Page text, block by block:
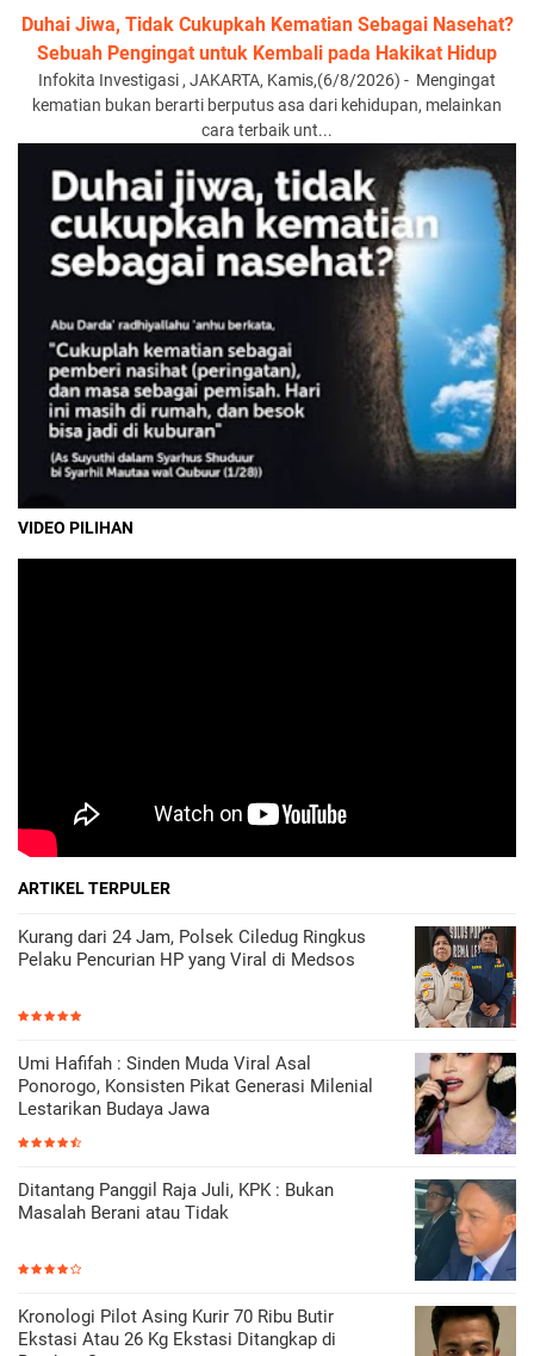
Duhai Jiwa, Tidak Cukupkah Kematian Sebagai Nasehat?
Sebuah Pengingat untuk Kembali pada Hakikat Hidup
Infokita Investigasi , JAKARTA, Kamis,(6/8/2026) - Mengingat
kematian bukan berarti berputus asa dari kehidupan, melainkan
cara terbaik unt...
VIDEO PILIHAN
ARTIKEL TERPULER
Kurang dari 24 Jam, Polsek Ciledug Ringkus
Pelaku Pencurian HP yang Viral di Medsos
Umi Hafifah : Sinden Muda Viral Asal
Ponorogo, Konsisten Pikat Generasi Milenial
Lestarikan Budaya Jawa
Ditantang Panggil Raja Juli, KPK : Bukan
Masalah Berani atau Tidak
Kronologi Pilot Asing Kurir 70 Ribu Butir
Ekstasi Atau 26 Kg Ekstasi Ditangkap di